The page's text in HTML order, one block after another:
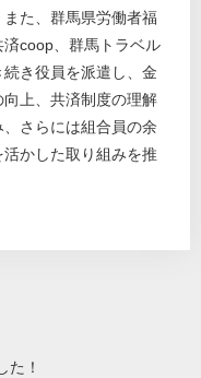
た、群馬県労働者福
coop、群馬トラベル
き役員を派遣し、金
上、共済制度の理解
さらには組合員の余
かした取り組みを推
た！